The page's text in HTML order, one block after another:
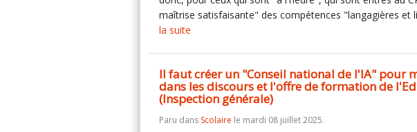
maîtrise satisfaisante" des compétences "langagières et
la suite
Il faut créer un "Conseil national de l'IA" pour
dans les discours et l'offre de formation de
(Inspection générale)
Paru dans Scolaire le mardi 08 juillet 2025.